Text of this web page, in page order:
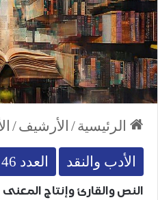
الرئيسية/ الأرشيف/
الأدب والنقد العدد 46
النص والقارئ وإنتاج المعنى